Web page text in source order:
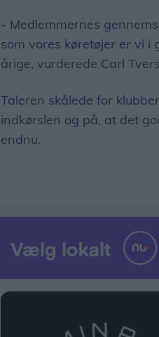
- Medlemmernes
som vores køretøjer er vi
årige, vurderede Carl
Taleren skålede for
indkørslen og på, at det
endnu.